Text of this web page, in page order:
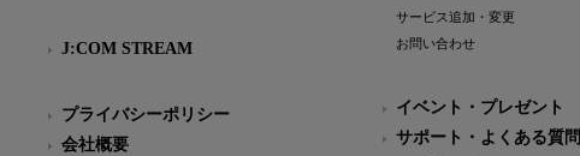
J:COM STREAM
プライバシーポリシー
会社概要
サービス追加・変更
お問い合わせ
イベント・プレゼント
サポート・よくある質問